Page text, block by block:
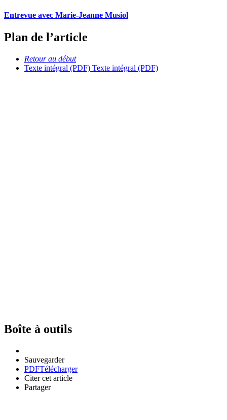
Entrevue avec Marie-Jeanne Musiol
Plan de l’article
Retour au début
Texte intégral (PDF) Texte intégral (PDF)
Boîte à outils
Sauvegarder
PDFTélécharger
Citer cet article
Partager